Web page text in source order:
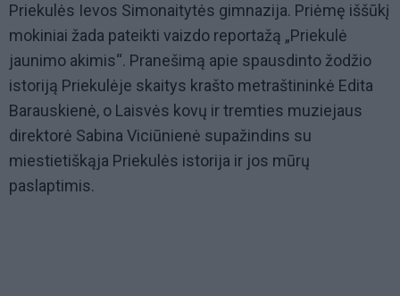
Priekulės Ievos Simonaitytės gimnazija. Priėmę iššūkį
mokiniai žada pateikti vaizdo reportažą „Priekulė
jaunimo akimis“. Pranešimą apie spausdinto žodžio
istoriją Priekulėje skaitys krašto metraštininkė Edita
Barauskienė, o Laisvės kovų ir tremties muziejaus
direktorė Sabina Viciūnienė supažindins su
miestietiškąja Priekulės istorija ir jos mūrų
paslaptimis.